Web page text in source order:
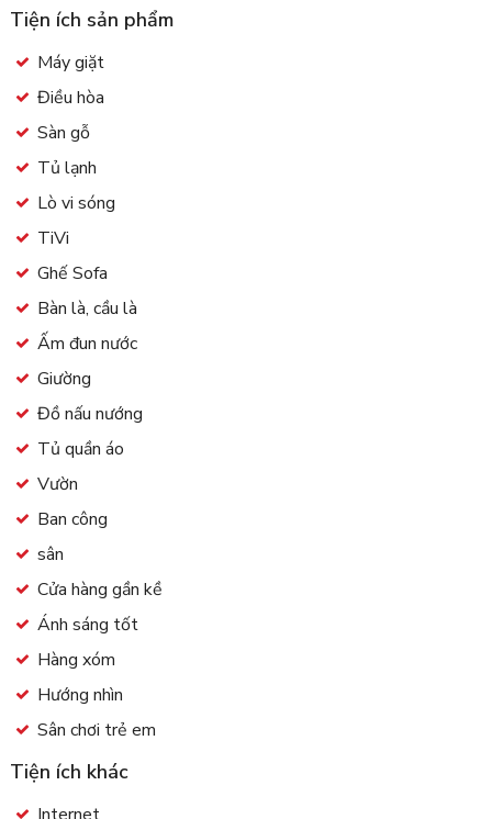
Tiện ích sản phẩm
Máy giặt
Điều hòa
Sàn gỗ
Tủ lạnh
Lò vi sóng
TiVi
Ghế Sofa
Bàn là, cầu là
Ấm đun nước
Giường
Đồ nấu nướng
Tủ quần áo
Vườn
Ban công
sân
Cửa hàng gần kề
Ánh sáng tốt
Hàng xóm
Hướng nhìn
Sân chơi trẻ em
Tiện ích khác